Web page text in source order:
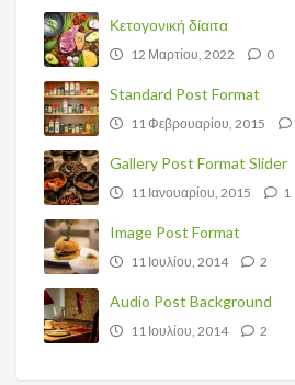
Κετογονική δίαιτα
12 Μαρτίου, 2022 0
Standard Post Format
11 Φεβρουαρίου, 2015
Gallery Post Format Slider
11 Ιανουαρίου, 2015 1
Image Post Format
11 Ιουλίου, 2014 2
Audio Post Background
11 Ιουλίου, 2014 2